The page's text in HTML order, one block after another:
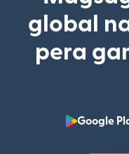
global
pera
Google